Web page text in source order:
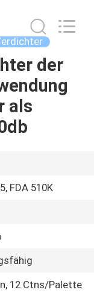
der
als
FDA 510K
12 Ctns/Palette